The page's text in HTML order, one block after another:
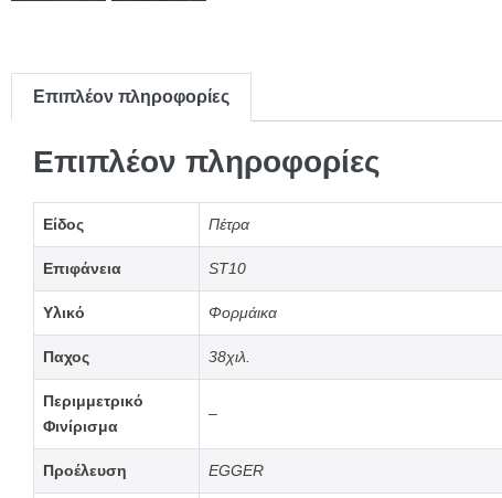
Επιπλέον πληροφορίες
Επιπλέον πληροφορίες
Είδος Πέτρα
Επιφάνεια ST10
Υλικό Φορμάικα
Παχος 38χιλ.
Περιμμετρικό
Φινίρισμα
–
Προέλευση EGGER